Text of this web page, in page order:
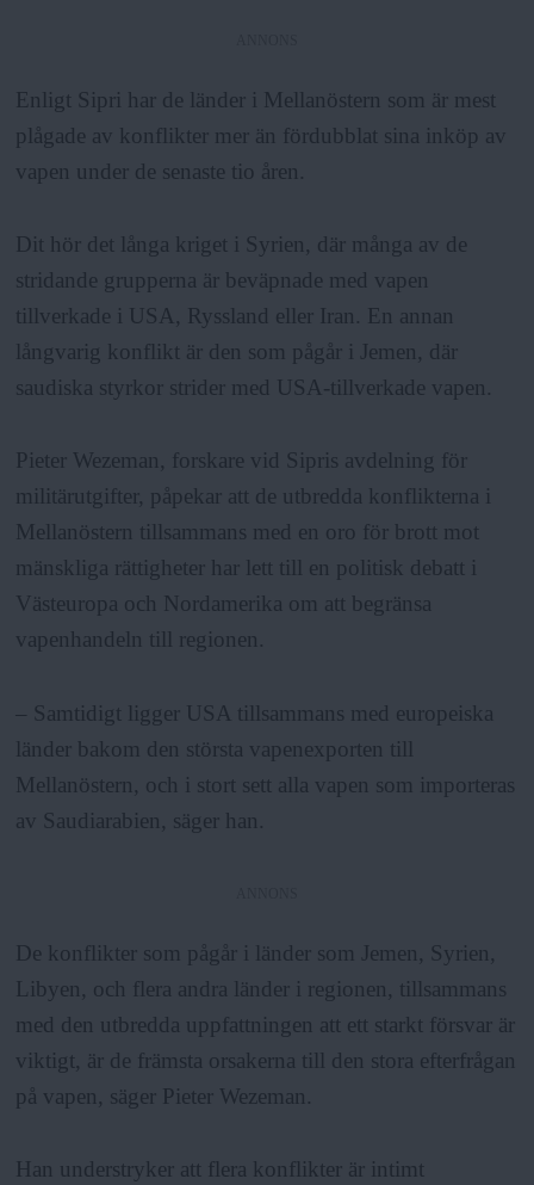
Enligt Sipri har de länder i Mellanöstern som är mest
plågade av konflikter mer än fördubblat sina inköp av
vapen under de senaste tio åren.
Dit hör det långa kriget i Syrien, där många av de
stridande grupperna är beväpnade med vapen
tillverkade i USA, Ryssland eller Iran. En annan
långvarig konflikt är den som pågår i Jemen, där
saudiska styrkor strider med USA-tillverkade vapen.
Pieter Wezeman, forskare vid Sipris avdelning för
militärutgifter, påpekar att de utbredda konflikterna i
Mellanöstern tillsammans med en oro för brott mot
mänskliga rättigheter har lett till en politisk debatt i
Västeuropa och Nordamerika om att begränsa
vapenhandeln till regionen.
– Samtidigt ligger USA tillsammans med europeiska
länder bakom den största vapenexporten till
Mellanöstern, och i stort sett alla vapen som importeras
av Saudiarabien, säger han.
De konflikter som pågår i länder som Jemen, Syrien,
Libyen, och flera andra länder i regionen, tillsammans
med den utbredda uppfattningen att ett starkt försvar är
viktigt, är de främsta orsakerna till den stora efterfrågan
på vapen, säger Pieter Wezeman.
Han understryker att flera konflikter är intimt